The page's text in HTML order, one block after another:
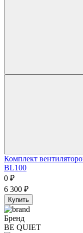
Комплект
BL100
0 ₽
6 300 ₽
Купить
Бренд
BE QUIET